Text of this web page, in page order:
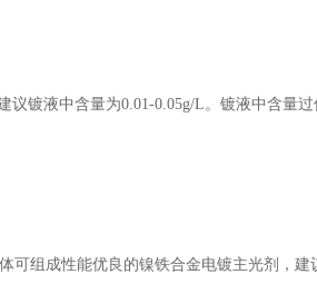
议镀液中含量为0.01-0.05g/L。镀液中含量
可组成性能优良的镍铁合金电镀主光剂，